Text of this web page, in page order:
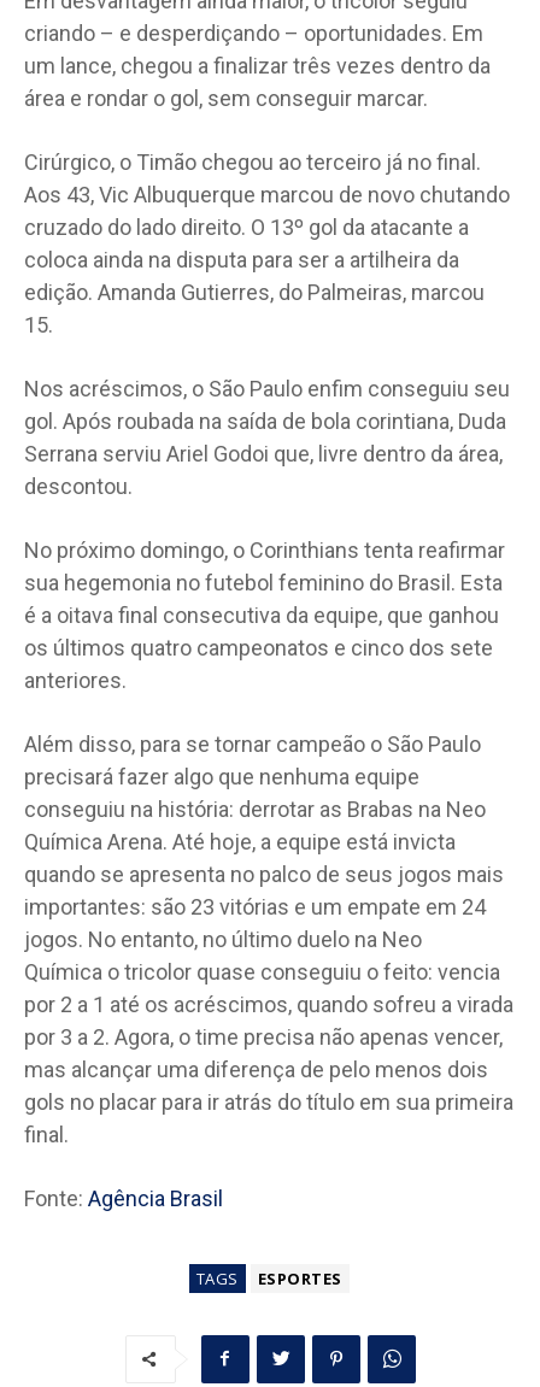
criando – e desperdiçando – oportunidades. Em
um lance, chegou a finalizar três vezes dentro da
área e rondar o gol, sem conseguir marcar.
Cirúrgico, o Timão chegou ao terceiro já no final.
Aos 43, Vic Albuquerque marcou de novo chutando
cruzado do lado direito. O 13º gol da atacante a
coloca ainda na disputa para ser a artilheira da
edição. Amanda Gutierres, do Palmeiras, marcou
15.
Nos acréscimos, o São Paulo enfim conseguiu seu
gol. Após roubada na saída de bola corintiana, Duda
Serrana serviu Ariel Godoi que, livre dentro da área,
descontou.
No próximo domingo, o Corinthians tenta reafirmar
sua hegemonia no futebol feminino do Brasil. Esta
é a oitava final consecutiva da equipe, que ganhou
os últimos quatro campeonatos e cinco dos sete
anteriores.
Além disso, para se tornar campeão o São Paulo
precisará fazer algo que nenhuma equipe
conseguiu na história: derrotar as Brabas na Neo
Química Arena. Até hoje, a equipe está invicta
quando se apresenta no palco de seus jogos mais
importantes: são 23 vitórias e um empate em 24
jogos. No entanto, no último duelo na Neo
Química o tricolor quase conseguiu o feito: vencia
por 2 a 1 até os acréscimos, quando sofreu a virada
por 3 a 2. Agora, o time precisa não apenas vencer,
mas alcançar uma diferença de pelo menos dois
gols no placar para ir atrás do título em sua primeira
final.
Fonte: Agência Brasil
TAGS ESPORTES